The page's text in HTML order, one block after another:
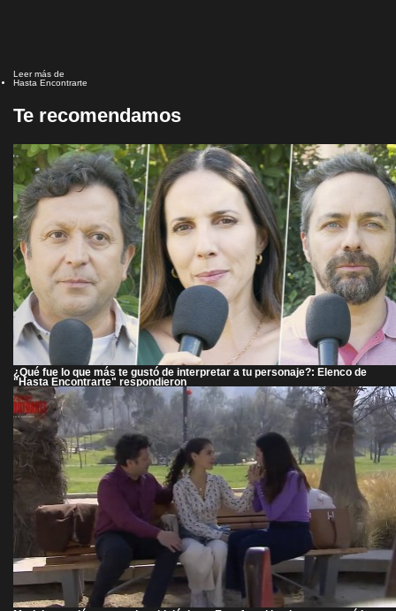
Leer más de
Hasta Encontrarte
Te recomendamos
¿Qué fue lo que más te gustó de interpretar a tu personaje?: Elenco de
"Hasta Encontrarte" respondieron